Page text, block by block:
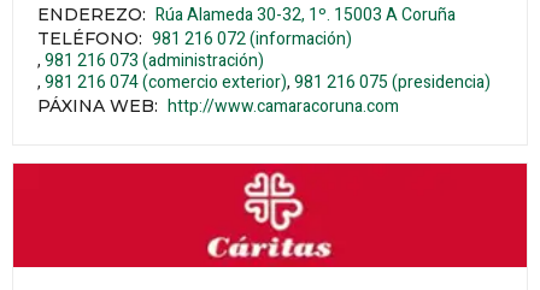
ENDEREZO: Rúa Alameda 30-32, 1º. 15003A Coruña
TELÉFONO: 981 216 072 (información)
981 216 073 (administración)
981 216 074 (comercio exterior) 981 216 075 (presidencia)
PÁXINA WEB: http://www.camaracoruna.com